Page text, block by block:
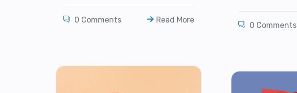
0 Comments Read More
0 Comments